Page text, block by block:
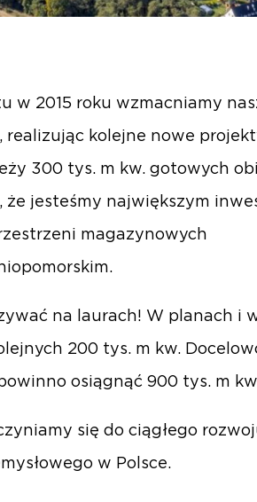
w 2015 roku wzmacniamy
kolejne nowe
300 tys. m kw. gotowych
że jesteśmy największym
magazynowych
na laurach! W planach i
200 tys. m kw.
osiągnąć 900 tys. m
się do ciągłego
w Polsce.